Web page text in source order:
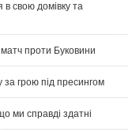
в свою домівку та
проти Буковини
грою під пресингом
ми справді здатні